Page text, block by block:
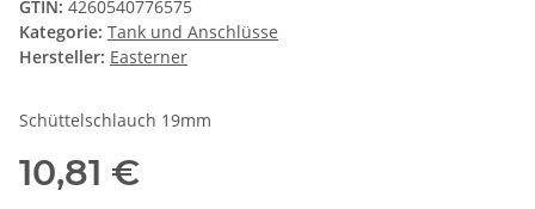
GTIN: 4260540776575
Kategorie: Tank und Anschlüsse
Hersteller: Easterner
Schüttelschlauch 19mm
10,81 €